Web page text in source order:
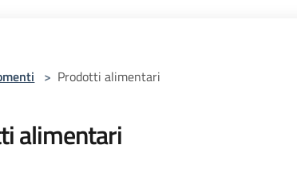
> Prodotti alimentari
alimentari